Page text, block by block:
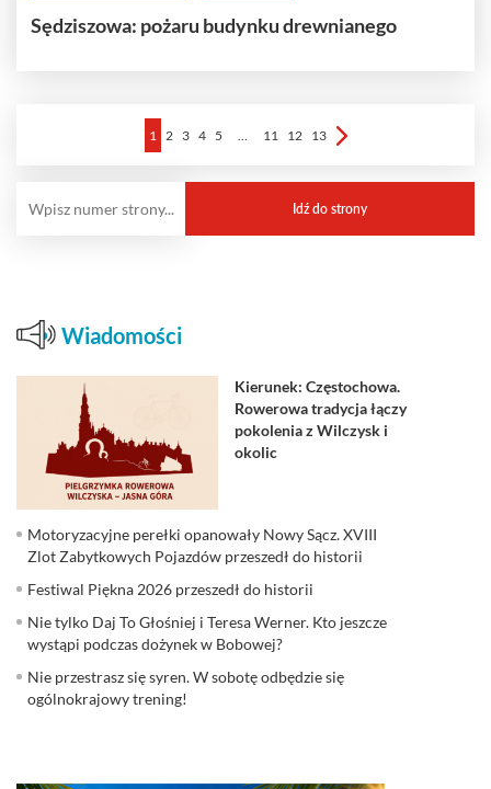
Sędziszowa: pożaru budynku drewnianego
1 2 3 4 5 … 11 12 13
Wiadomości
Kierunek: Częstochowa.
Rowerowa tradycja łączy
pokolenia z Wilczysk i
okolic
Motoryzacyjne perełki opanowały Nowy Sącz. XVIII
Zlot Zabytkowych Pojazdów przeszedł do historii
Festiwal Piękna 2026 przeszedł do historii
Nie tylko Daj To Głośniej i Teresa Werner. Kto jeszcze
wystąpi podczas dożynek w Bobowej?
Nie przestrasz się syren. W sobotę odbędzie się
ogólnokrajowy trening!